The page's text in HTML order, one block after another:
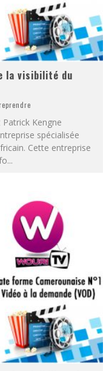
la visibilité du
Kengne
spécialisée
Cette entreprise
...